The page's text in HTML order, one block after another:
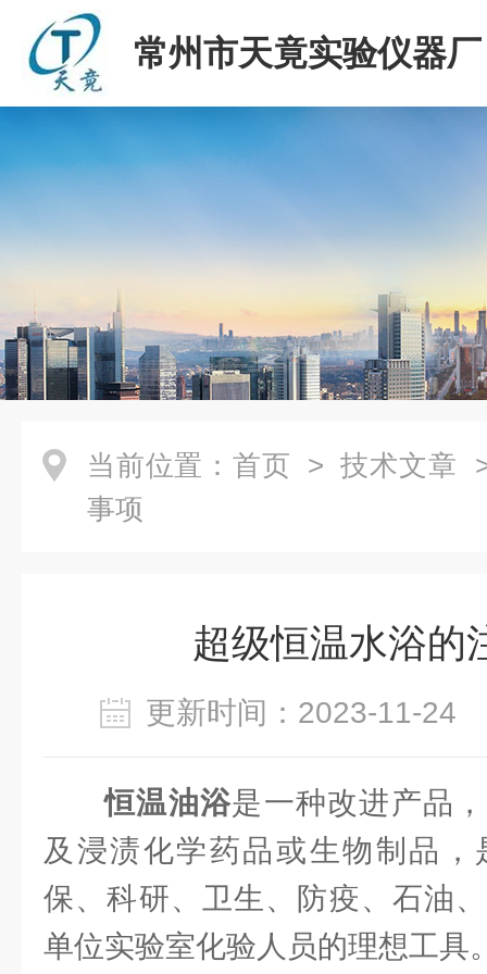
常州市天竟实验仪器厂
当前位置： 首页 > 技术文章
事项
超级恒温水浴的
更新时间：2023-11-
恒温油浴是一种改进产品
及浸渍化学药品或生物制品
保、科研、卫生、防疫、石油
单位实验室化验人员的理想工具